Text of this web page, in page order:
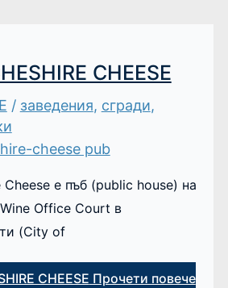
CHEESE
/ заведения, сгради,
Cheese е пъб (public house) на
Office Court в
(City of
CHEESE Прочети повече